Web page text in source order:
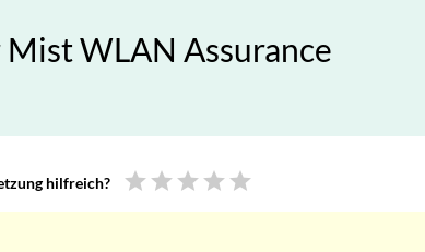
WLAN Assurance
hilfreich? star star star star star